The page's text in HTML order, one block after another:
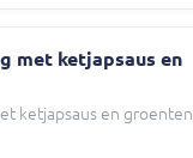
met ketjapsaus en
ketjapsaus en groenten